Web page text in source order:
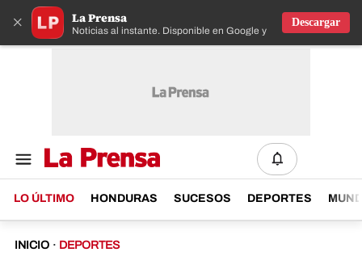
× La Prensa
Noticias al instante. Disponible en Google y IOS
Descargar
LO ÚLTIMO HONDURAS SUCESOS DEPORTES
INICIO · DEPORTES